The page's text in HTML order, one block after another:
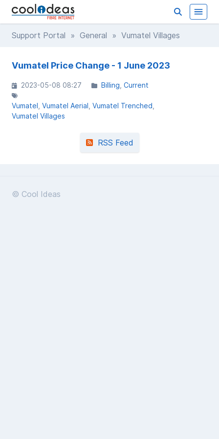
Support Portal » General » Vumatel Villages
Vumatel Price Change - 1 June 2023
2023-05-08 08:27 Billing Current
Vumatel Vumatel Aerial Vumatel Trenched
Vumatel Villages
RSS Feed
© Cool Ideas